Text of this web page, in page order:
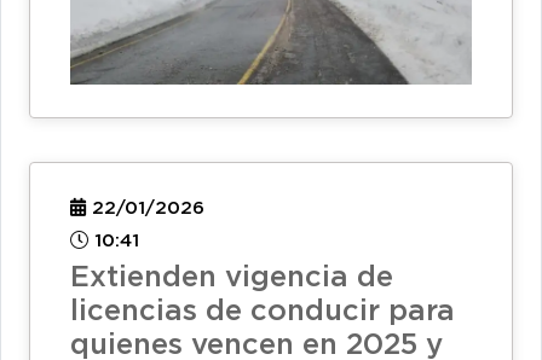
22/01/2026
10:41
Extienden vigencia de
licencias de conducir para
quienes vencen en 2025 y